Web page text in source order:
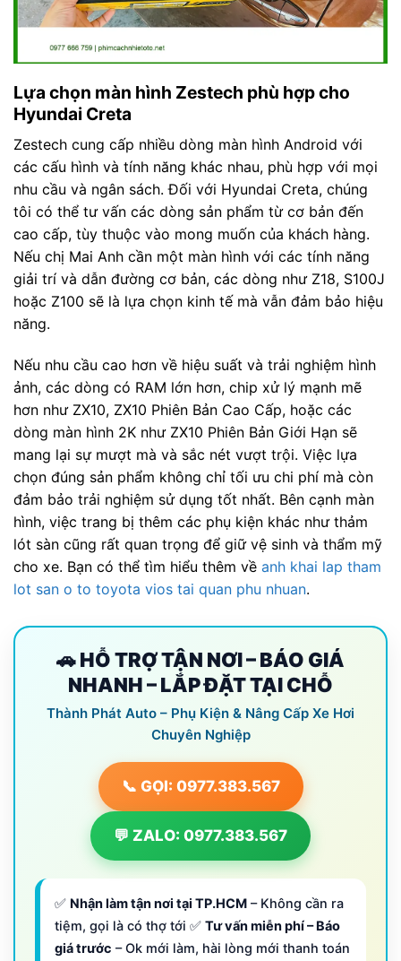
Lựa chọn màn hình Zestech phù hợp cho
Hyundai Creta
Zestech cung cấp nhiều dòng màn hình Android với
các cấu hình và tính năng khác nhau, phù hợp với mọi
nhu cầu và ngân sách. Đối với Hyundai Creta, chúng
tôi có thể tư vấn các dòng sản phẩm từ cơ bản đến
cao cấp, tùy thuộc vào mong muốn của khách hàng.
Nếu chị Mai Anh cần một màn hình với các tính năng
giải trí và dẫn đường cơ bản, các dòng như Z18, S100J
hoặc Z100 sẽ là lựa chọn kinh tế mà vẫn đảm bảo hiệu
năng.
Nếu nhu cầu cao hơn về hiệu suất và trải nghiệm hình
ảnh, các dòng có RAM lớn hơn, chip xử lý mạnh mẽ
hơn như ZX10, ZX10 Phiên Bản Cao Cấp, hoặc các
dòng màn hình 2K như ZX10 Phiên Bản Giới Hạn sẽ
mang lại sự mượt mà và sắc nét vượt trội. Việc lựa
chọn đúng sản phẩm không chỉ tối ưu chi phí mà còn
đảm bảo trải nghiệm sử dụng tốt nhất. Bên cạnh màn
hình, việc trang bị thêm các phụ kiện khác như thảm
lót sàn cũng rất quan trọng để giữ vệ sinh và thẩm mỹ
cho xe. Bạn có thể tìm hiểu thêm về anh khai lap tham
lot san o to toyota vios tai quan phu nhuan.
🚗 HỖ TRỢ TẬN NƠI – BÁO GIÁ
NHANH – LẮP ĐẶT TẠI CHỖ
Thành Phát Auto – Phụ Kiện & Nâng Cấp Xe Hơi
Chuyên Nghiệp
📞 GỌI: 0977.383.567
💬 ZALO: 0977.383.567
✅ Nhận làm tận nơi tại TP.HCM – Không cần ra
tiệm, gọi là có thợ tới ✅ Tư vấn miễn phí – Báo
giá trước – Ok mới làm, hài lòng mới thanh toán